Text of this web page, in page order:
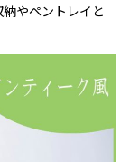
やペントレイと